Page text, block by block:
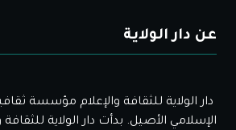
عن دار الولاية
دار الولاية للثقافة والإعلام مؤسسة
الإسلامي الأصيل. بدأت دار الولاية